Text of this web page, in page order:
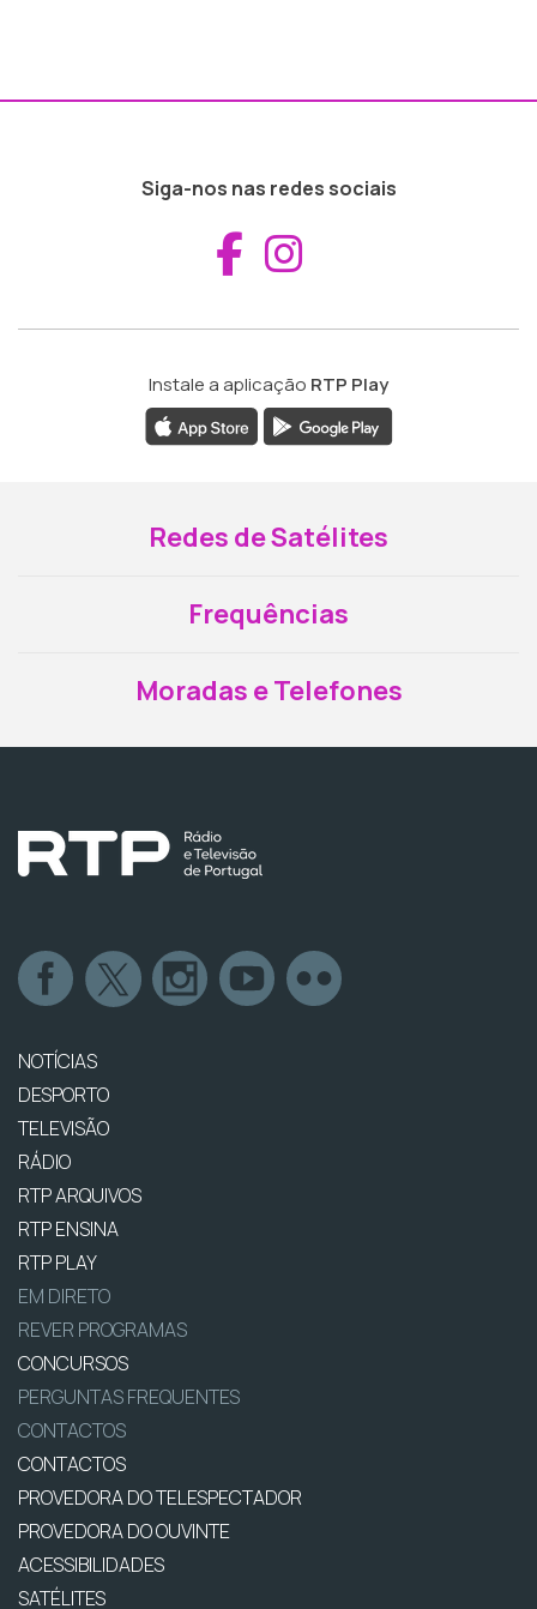
Siga-nos nas redes sociais
Aceder ao
Instale a aplicação RTP Play
Redes de Satélites
Frequências
Moradas e Telefones
NOTÍCIAS
DESPORTO
TELEVISÃO
RÁDIO
RTP ARQUIVOS
RTP ENSINA
RTP PLAY
EM DIRETO
REVER PROGRAMAS
CONCURSOS
PERGUNTAS FREQUENTES
CONTACTOS
CONTACTOS
PROVEDORA DO TELESPECTADOR
PROVEDORA DO OUVINTE
ACESSIBILIDADES
SATÉLITES